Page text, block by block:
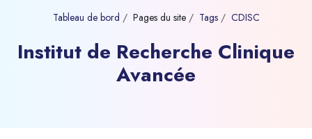
Tableau de bord Pages du site Tags CDISC
Institut de Recherche Clinique
Avancée